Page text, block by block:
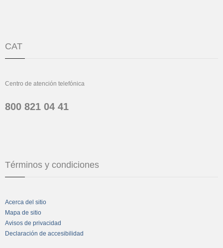
CAT
Centro de atención telefónica
800 821 04 41
Términos y condiciones
Acerca del sitio
Mapa de sitio
Avisos de privacidad
Declaración de accesibilidad